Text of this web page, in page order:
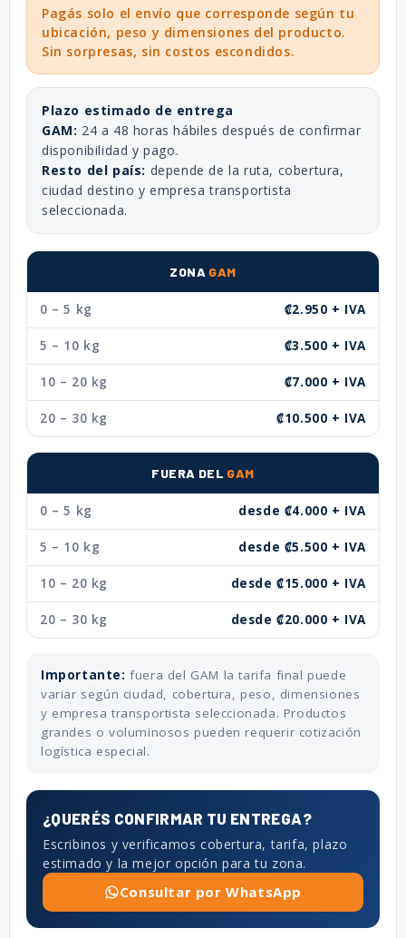
Pagás solo el envío que corresponde según tu
ubicación, peso y dimensiones del producto.
Sin sorpresas, sin costos escondidos.
Plazo estimado de entrega
GAM: 24 a 48 horas hábiles después de confirmar
disponibilidad y pago.
Resto del país: depende de la ruta, cobertura,
ciudad destino y empresa transportista
seleccionada.
ZONA GAM
0 – 5 kg ₡2.950 + IVA
5 – 10 kg ₡3.500 + IVA
10 – 20 kg ₡7.000 + IVA
20 – 30 kg ₡10.500 + IVA
FUERA DEL GAM
0 – 5 kg desde ₡4.000 + IVA
5 – 10 kg desde ₡5.500 + IVA
10 – 20 kg desde ₡15.000 + IVA
20 – 30 kg desde ₡20.000 + IVA
Importante: fuera del GAM la tarifa final puede
variar según ciudad, cobertura, peso, dimensiones
y empresa transportista seleccionada. Productos
grandes o voluminosos pueden requerir cotización
logística especial.
¿QUERÉS CONFIRMAR TU ENTREGA?
Escribinos y verificamos cobertura, tarifa, plazo
estimado y la mejor opción para tu zona.
Consultar por WhatsApp